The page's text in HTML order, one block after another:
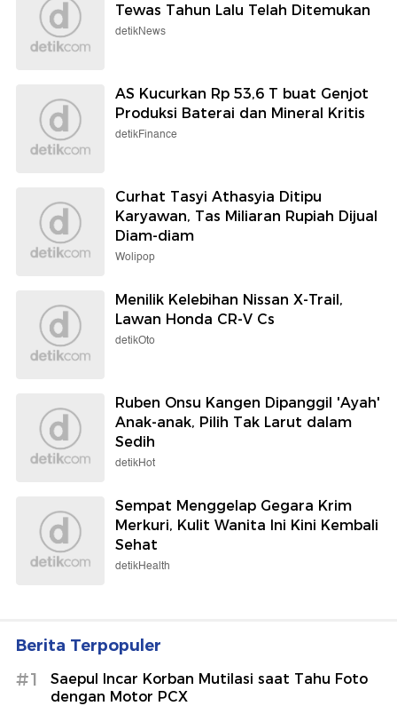
Tewas Tahun Lalu Telah Ditemukan
detikNews
AS Kucurkan Rp 53,6 T buat Genjot
Produksi Baterai dan Mineral Kritis
detikFinance
Curhat Tasyi Athasyia Ditipu
Karyawan, Tas Miliaran Rupiah Dijual
Diam-diam
Wolipop
Menilik Kelebihan Nissan X-Trail,
Lawan Honda CR-V Cs
detikOto
Ruben Onsu Kangen Dipanggil 'Ayah'
Anak-anak, Pilih Tak Larut dalam
Sedih
detikHot
Sempat Menggelap Gegara Krim
Merkuri, Kulit Wanita Ini Kini Kembali
Sehat
detikHealth
Berita Terpopuler
#1
Saepul Incar Korban Mutilasi saat Tahu Foto
dengan Motor PCX